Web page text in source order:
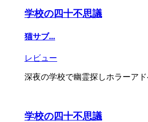
学校の四十不思議
猫サブ...
レビュー
深夜の学校で幽霊探しホラーア
学校の四十不思議